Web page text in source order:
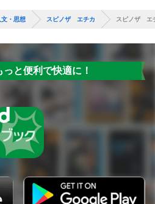
文・思想 スピノザ エチカ スピノザ
と便利で快適に！